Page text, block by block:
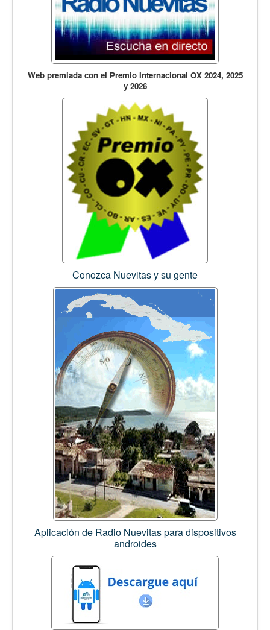
Web premiada con el Premio Internacional OX 2024, 2025
y 2026
Conozca Nuevitas y su gente
Aplicación de Radio Nuevitas para dispositivos
androides